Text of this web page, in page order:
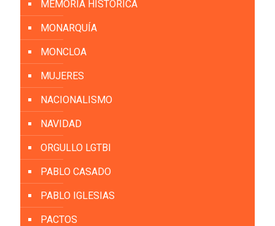
MEMORÍA HISTÓRICA
MONARQUÍA
MONCLOA
MUJERES
NACIONALISMO
NAVIDAD
ORGULLO LGTBI
PABLO CASADO
PABLO IGLESIAS
PACTOS